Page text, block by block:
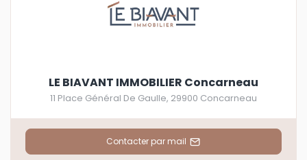
LE BIAVANT IMMOBILIER Concarneau
11 Place Général De Gaulle, 29900 Concarneau
Contacter par mail